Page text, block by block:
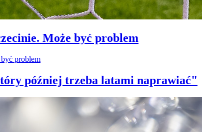
Może być problem
później trzeba latami naprawiać"